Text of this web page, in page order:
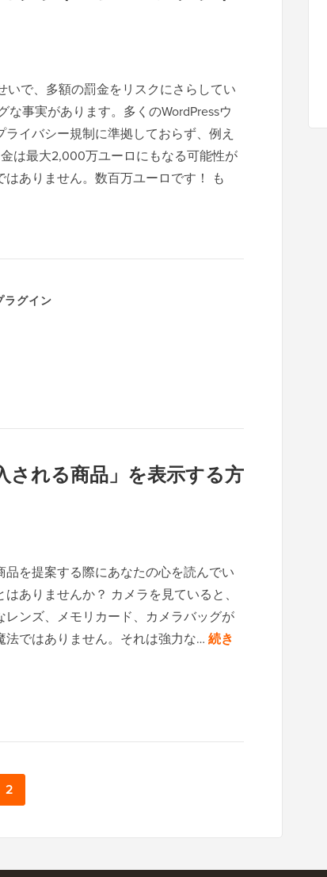
いで、多額の罰金をリスクにさらしてい
な事実があります。多くのWordPressウ
イバシー規制に準拠しておらず、例え
は最大2,000万ユーロにもなる可能性が
ありません。数百万ユーロです！ も
ラグイン
される商品」を表示する方
品を提案する際にあなたの心を読んでい
ありませんか？ カメラを見ていると、
レンズ、メモリカード、カメラバッグが
法ではありません。それは強力な… 続き
ペ
2